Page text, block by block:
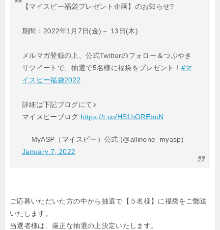
【マイスピー福袋プレゼント企画】のお知らせ?
期間：2022年1月7日(金)～ 13日(木)
メルマガ登録の上、公式Twitterのフォロー＆つぶやき
リツイートで、抽選で5名様に福袋をプレゼント！#マ
イスピー福袋2022
詳細は下記ブログにて♪
マイスピーブログ https://t.co/HS1hOREboN
— MyASP（マイスピー）公式 (@allinone_myasp)
January 7, 2022
ご応募いただいた方の中から抽選で【５名様】に福袋をご郵送
いたします。
当選者様は、厳正な抽選の上決定いたします。